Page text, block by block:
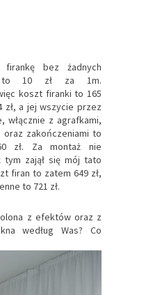
firankę bez żadnych
to 10 zł za 1m.
koszt firanki to 165
zł, a jej wszycie przez
włącznie z agrafkami,
oraz zakończeniami to
zł. Za montaż nie
tym zajął się mój tato
firan to zatem 649 zł,
to 721 zł.
z efektów oraz z
według Was? Co